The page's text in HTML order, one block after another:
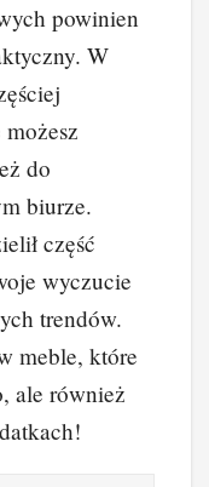
powinien
W
do
biurze.
część
wyczucie
trendów.
meble, które
ale również